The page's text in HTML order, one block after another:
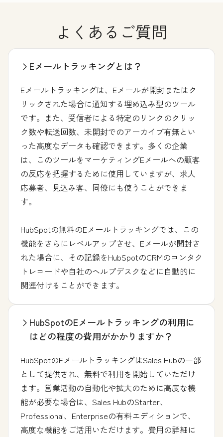
よくあるご質問
Eメールトラッキングとは？
Eメールトラッキングは、Eメールが開封またはク
リックされた場合に通知する埋め込み型のツール
です。また、受信者による特定のリンクのクリッ
ク数や転送回数、未開封でのアーカイブ有無とい
った高度なデータも確認できます。多くの企業
は、このツールをマーケティングEメールへの顧客
の反応を把握するために使用していますが、求人
応募者、見込み客、同僚にも使うことができま
す。
HubSpotの無料のEメールトラッキングでは、この
機能をさらにレベルアップさせ、Eメールが開封さ
れた場合に、その記録をHubSpotのCRMのコンタク
トレコードや自社のヘルプデスクなどに自動的に
関連付けることができます。
HubSpotのEメールトラッキングの利用に
はどの程度の費用がかかりますか？
HubSpotのEメールトラッキングはSales Hubの一部
として提供され、無料で利用を開始していただけ
ます。営業活動の自動化や拡大のために高度な機
能が必要な場合は、Sales HubのStarter、
Professional、Enterpriseの有料エディションで、
高度な機能をご活用いただけます。費用の詳細に